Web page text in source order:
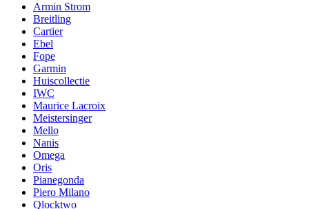
Armin Strom
Breitling
Cartier
Ebel
Fope
Garmin
Huiscollectie
IWC
Maurice Lacroix
Meistersinger
Mello
Nanis
Omega
Oris
Pianegonda
Piero Milano
Qlocktwo